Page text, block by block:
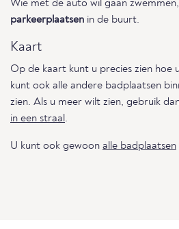
Wie met de auto wil gaan
parkeerplaatsen in de buurt.
Kaart
Op de kaart kunt u precies zien hoe
kunt ook alle andere badplaatsen
zien. Als u meer wilt zien, gebruik
in een straal.
U kunt ook gewoon alle badplaatsen